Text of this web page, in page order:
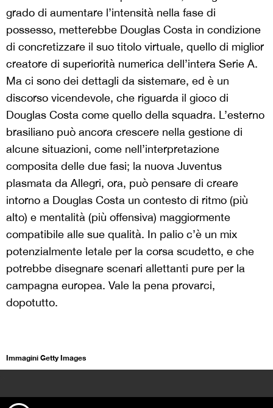
grado di aumentare l’intensità nella fase di
possesso, metterebbe Douglas Costa in condizione
di concretizzare il suo titolo virtuale, quello di miglior
creatore di superiorità numerica dell’intera Serie A.
Ma ci sono dei dettagli da sistemare, ed è un
discorso vicendevole, che riguarda il gioco di
Douglas Costa come quello della squadra. L’esterno
brasiliano può ancora crescere nella gestione di
alcune situazioni, come nell’interpretazione
composita delle due fasi; la nuova Juventus
plasmata da Allegri, ora, può pensare di creare
intorno a Douglas Costa un contesto di ritmo (più
alto) e mentalità (più offensiva) maggiormente
compatibile alle sue qualità. In palio c’è un mix
potenzialmente letale per la corsa scudetto, e che
potrebbe disegnare scenari allettanti pure per la
campagna europea. Vale la pena provarci,
dopotutto.
Immagini Getty Images